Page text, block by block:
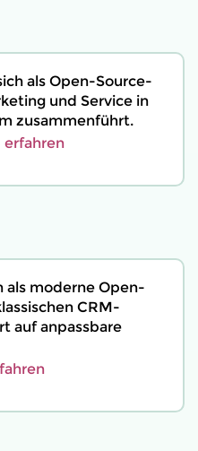
als Open-Source-
und Service in
zusammenführt.
erfahren
als moderne Open-
CRM-
auf anpassbare